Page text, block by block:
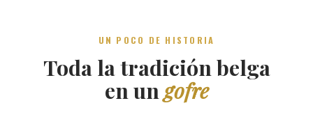
UN POCO DE HISTORIA
Toda la tradición belga
en ungofre